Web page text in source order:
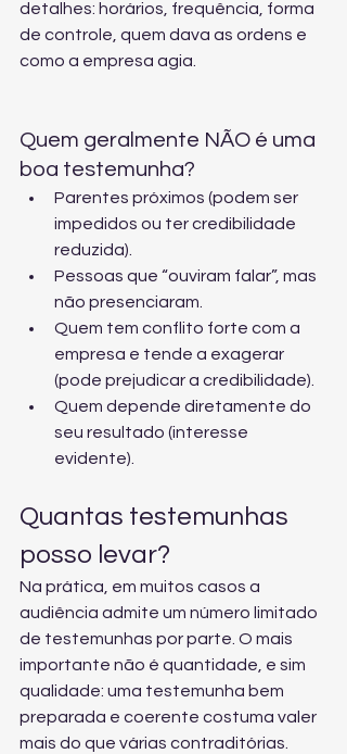
detalhes: horários, frequência, forma
de controle, quem dava as ordens e
como a empresa agia.
Quem geralmente NÃO é uma
boa testemunha?
Parentes próximos (podem ser
impedidos ou ter credibilidade
reduzida).
Pessoas que “ouviram falar”, mas
não presenciaram.
Quem tem conflito forte com a
empresa e tende a exagerar
(pode prejudicar a credibilidade).
Quem depende diretamente do
seu resultado (interesse
evidente).
Quantas testemunhas
posso levar?
Na prática, em muitos casos a
audiência admite um número limitado
de testemunhas por parte. O mais
importante não é quantidade, e sim
qualidade: uma testemunha bem
preparada e coerente costuma valer
mais do que várias contraditórias.